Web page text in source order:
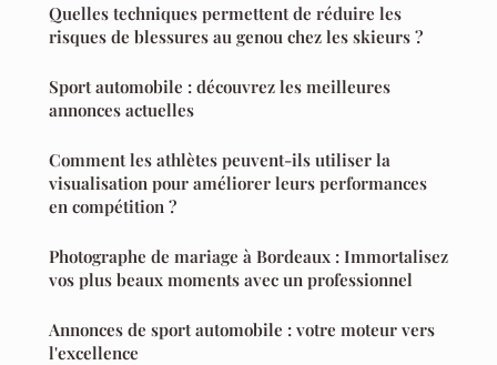
Quelles techniques permettent de réduire les
risques de blessures au genou chez les skieurs ?
Sport automobile : découvrez les meilleures
annonces actuelles
Comment les athlètes peuvent-ils utiliser la
visualisation pour améliorer leurs performances
en compétition ?
Photographe de mariage à Bordeaux : Immortalisez
vos plus beaux moments avec un professionnel
Annonces de sport automobile : votre moteur vers
l'excellence